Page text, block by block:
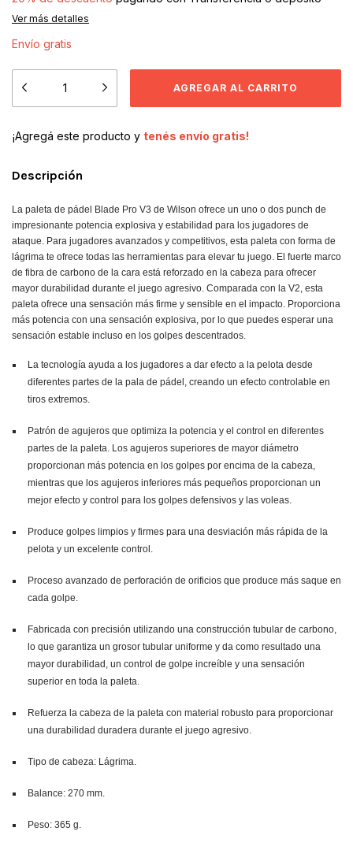
Ver más detalles
Envío gratis
¡Agregá este producto y tenés envío gratis!
Descripción
La paleta de pádel Blade Pro V3 de Wilson ofrece un uno o dos punch de
impresionante potencia explosiva y estabilidad para los jugadores de
ataque. Para jugadores avanzados y competitivos, esta paleta con forma de
lágrima te ofrece todas las herramientas para elevar tu juego. El fuerte marco
de fibra de carbono de la cara está reforzado en la cabeza para ofrecer
mayor durabilidad durante el juego agresivo. Comparada con la V2, esta
paleta ofrece una sensación más firme y sensible en el impacto. Proporciona
más potencia con una sensación explosiva, por lo que puedes esperar una
sensación estable incluso en los golpes descentrados.
La tecnología ayuda a los jugadores a dar efecto a la pelota desde
diferentes partes de la pala de pádel, creando un efecto controlable en
tiros extremos.
Patrón de agujeros que optimiza la potencia y el control en diferentes
partes de la paleta. Los agujeros superiores de mayor diámetro
proporcionan más potencia en los golpes por encima de la cabeza,
mientras que los agujeros inferiores más pequeños proporcionan un
mejor efecto y control para los golpes defensivos y las voleas.
Produce golpes limpios y firmes para una desviación más rápida de la
pelota y un excelente control.
Proceso avanzado de perforación de orificios que produce más saque en
cada golpe.
Fabricada con precisión utilizando una construcción tubular de carbono,
lo que garantiza un grosor tubular uniforme y da como resultado una
mayor durabilidad, un control de golpe increíble y una sensación
superior en toda la paleta.
Refuerza la cabeza de la paleta con material robusto para proporcionar
una durabilidad duradera durante el juego agresivo.
Tipo de cabeza: Lágrima.
Balance: 270 mm.
Peso: 365 g.